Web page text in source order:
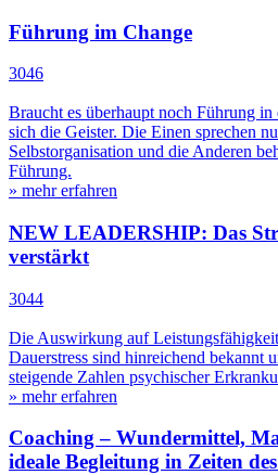
Führung im Change
3046
Braucht es überhaupt noch Führung
sich die Geister. Die Einen sprechen
Selbstorganisation und die Anderen
Führung.
» mehr erfahren
NEW LEADERSHIP: Das
verstärkt
3044
Die Auswirkung auf
Dauerstress sind hinreichend bekannt
steigende Zahlen psychischer
» mehr erfahren
Coaching – Wundermittel,
ideale Begleitung in Zeiten